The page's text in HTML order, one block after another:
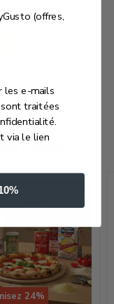
24%
(offres,
les e-mails
traitées
via le lien